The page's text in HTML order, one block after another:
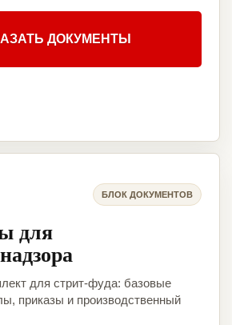
ДОКУМЕНТЫ
БЛОК ДОКУМЕНТОВ
для
для стрит-фуда: базовые
приказы и производственный